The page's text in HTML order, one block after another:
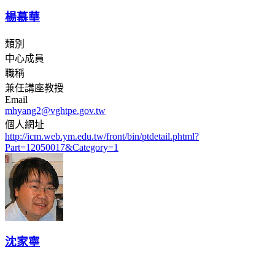
楊慕華
類別
中心成員
職稱
兼任講座教授
Email
mhyang2@vghtpe.gov.tw
個人網址
http://icm.web.ym.edu.tw/front/bin/ptdetail.phtml?
Part=12050017&Category=1
沈家寧